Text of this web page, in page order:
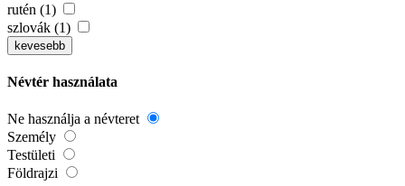
rutén (1)
szlovák (1)
kevesebb
Névtér használata
Ne használja a névteret
Személy
Testületi
Földrajzi